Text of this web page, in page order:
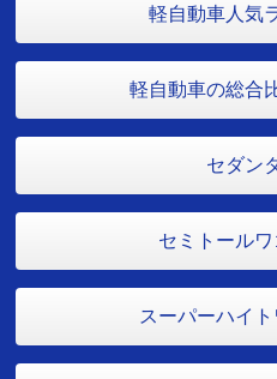
軽自動車人気
軽自動車の総合
セダン
セミトール
スーパーハイ